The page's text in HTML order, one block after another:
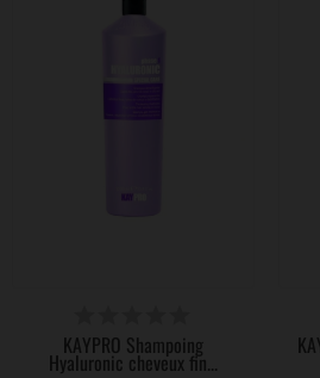
KAYPRO Shampoing
Hyaluronic cheveux fin...